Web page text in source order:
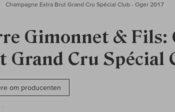
Champagne Extra Brut Grand Cru Spécial Club - Oger 2017
Gimonnet & Fils:
Grand Cru Spécial
om producenten